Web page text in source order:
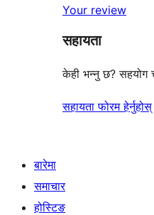
Your review
सहायता
केही भन्नु छ? सहयोग
सहायता फोरम हेर्नुहोस्
बारेमा
समाचार
होस्टिङ